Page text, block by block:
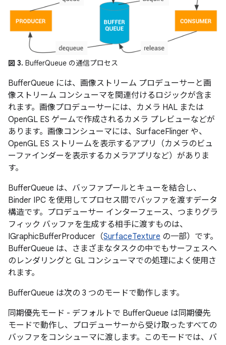
図 3. BufferQueue の通信プロセス
BufferQueue には、画像ストリーム プロデューサーと画
像ストリーム コンシューマを関連付けるロジックが含ま
れます。画像プロデューサーには、カメラ HAL または
OpenGL ES ゲームで作成されるカメラ プレビューなどが
あります。画像コンシューマには、SurfaceFlinger や、
OpenGL ES ストリームを表示するアプリ（カメラのビュ
ーファインダーを表示するカメラアプリなど）がありま
す。
BufferQueue は、バッファプールとキューを結合し、
Binder IPC を使用してプロセス間でバッファを渡すデータ
構造です。プロデューサー インターフェース、つまりグラ
フィック バッファを生成する相手に渡すものは、
IGraphicBufferProducer（SurfaceTexture の一部）です。
BufferQueue は、さまざまなタスクの中でもサーフェスへ
のレンダリングと GL コンシューマでの処理によく使用さ
れます。
BufferQueue は次の 3 つのモードで動作します。
同期優先モード - デフォルトで BufferQueue は同期優先
モードで動作し、プロデューサーから受け取ったすべての
バッファをコンシューマに渡します。
このモードでは、バ